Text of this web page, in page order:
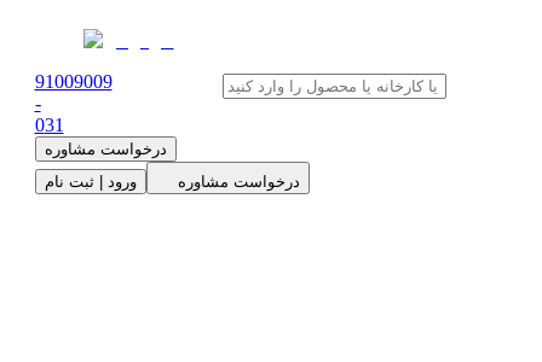
91009009
-
031
درخواست مشاوره
ورود | ثبت نام
درخواست مشاوره